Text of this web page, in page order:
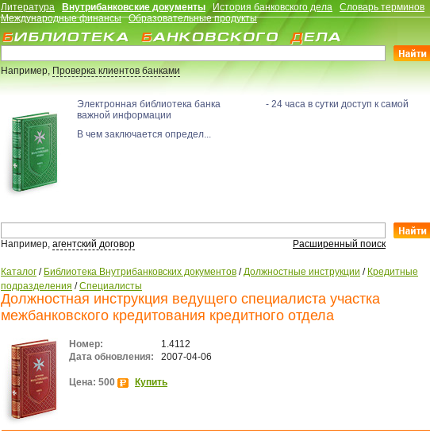
Литература Внутрибанковские документы История банковского дела
Словарь терминов
Международные финансы
Образовательные продукты
Например,Проверка клиентов банками
Электронная библиотека банка - 24 часа в сутки доступ к самой
важной информации
В чем заключается определ...
Например, агентский договор Расширенный поиск
Каталог / Библиотека Внутрибанковских документов /Должностные инструкции / Кредитные
подразделения /Специалисты
Должностная инструкция ведущего специалиста участка
межбанковского кредитования кредитного отдела
Номер:
1.4112
Дата обновления:
2007-04-06
Цена: 500 Купить